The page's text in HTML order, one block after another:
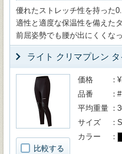
優れたストレッチ性を持った
適性と適度な保温性を備えた
前屈姿勢でも腰が出にくくな
ライト クリマプレン
比較する
価格
品番
平均重量
サイズ
カラー